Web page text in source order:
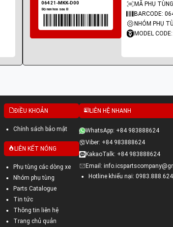
MÃ PHỤ
BARCODE:
NHÓM PHỤ
MODEL CODE:
ĐIỀU KHOẢN
Chính sách bảo mật
LIÊN KẾT NÓNG
Phụ tùng các dòng xe
Nhóm phụ tùng
Parts Catalogue
Tin tức
Thông tin liên hệ
Trang chủ quản
LIÊN HỆ NHANH
WhatsApp: +84 983888624
Viber: +84 983888624
KakaoTalk: +84 983888624
Email:
Hotline khiếu nại: 0983.888.624